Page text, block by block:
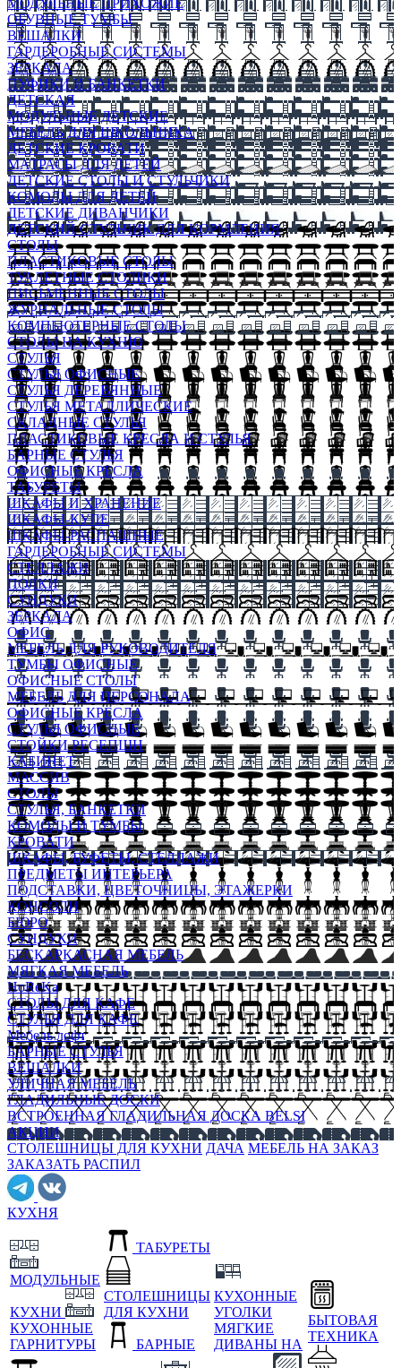
МОДУЛЬНЫЕ ПРИХОЖИЕ
ОБУВНЫЕ ТУМБЫ
ВЕШАЛКИ
ГАРДЕРОБНЫЕ СИСТЕМЫ
ЗЕРКАЛА
ПУФИКИ И БАНКЕТКИ
ДЕТСКАЯ
МОДУЛЬНЫЕ ДЕТСКИЕ
МЕБЕЛЬ ДЛЯ ШКОЛЬНИКА
ДЕТСКИЕ КРОВАТИ
МАТРАСЫ ДЛЯ ДЕТЕЙ
ДЕТСКИЕ СТОЛЫ И СТУЛЬЧИКИ
КОМОДЫ ДЛЯ ДЕТЕЙ
ДЕТСКИЕ ДИВАНЧИКИ
ДЕТСКИЙ СТУЛЬЧИК ДЛЯ КОРМЛЕНИЯ
СТОЛЫ
ПЛАСТИКОВЫЕ СТОЛЫ
ТУАЛЕТНЫЕ СТОЛИКИ
ПИСЬМЕННЫЕ СТОЛЫ
ЖУРНАЛЬНЫЕ СТОЛЫ
КОМПЬЮТЕРНЫЕ СТОЛЫ
СТОЛЫ НА КУХНЮ
СТУЛЬЯ
СТУЛЬЯ ОФИСНЫЕ
СТУЛЬЯ ДЕРЕВЯННЫЕ
СТУЛЬЯ МЕТАЛЛИЧЕСКИЕ
СКЛАДНЫЕ СТУЛЬЯ
ПЛАСТИКОВЫЕ КРЕСЛА И СТУЛЬЯ
БАРНЫЕ СТУЛЬЯ
ОФИСНЫЕ КРЕСЛА
ТАБУРЕТЫ
ШКАФЫ И ХРАНЕНИЕ
ШКАФЫ-КУПЕ
ШКАФЫ-РАСПАШНЫЕ
ГАРДЕРОБНЫЕ СИСТЕМЫ
СТЕЛЛАЖИ
ПОЛКИ
СУНДУКИ
ЗЕРКАЛА
ОФИС
МЕБЕЛЬ ДЛЯ РУКОВОДИТЕЛЯ
ТУМБЫ ОФИСНЫЕ
ОФИСНЫЕ СТОЛЫ
МЕБЕЛЬ ДЛЯ ПЕРСОНАЛА
ОФИСНЫЕ КРЕСЛА
СТУЛЬЯ ОФИСНЫЕ
СТОЙКИ РЕСЕПШН
КАБИНЕТ
МАССИВ
СТОЛЫ
СТУЛЬЯ, БАНКЕТКИ
КОМОДЫ И ТУМБЫ
КРОВАТИ
ШКАФЫ, БУФЕТЫ, СТЕЛЛАЖИ
ПРЕДМЕТЫ ИНТЕРЬЕРА
ПОДСТАВКИ, ЦВЕТОЧНИЦЫ, ЭТАЖЕРКИ
КОНСОЛИ
БЮРО
СУНДУКИ
БЕСКАРКАСНАЯ МЕБЕЛЬ
МЯГКАЯ МЕБЕЛЬ
HoReKa
СТОЛЫ ДЛЯ КАФЕ
СТУЛЬЯ ДЛЯ КАФЕ
Мебель лофт
БАРНЫЕ СТУЛЬЯ
ВЕШАЛКИ
УЛИЧНАЯ МЕБЕЛЬ
ГЛАДИЛЬНЫЕ ДОСКИ
ВСТРОЕННАЯ ГЛАДИЛЬНАЯ ДОСКА BELSI
АКЦИИ
СТОЛЕШНИЦЫ ДЛЯ КУХНИ ДАЧА МЕБЕЛЬ НА ЗАКАЗ
ЗАКАЗАТЬ РАСПИЛ
КУХНЯ
МОДУЛЬНЫЕ
КУХНИ
КУХОННЫЕ
ГАРНИТУРЫ
ТАБУРЕТЫ
СТОЛЕШНИЦЫ
ДЛЯ КУХНИ
БАРНЫЕ
КУХОННЫЕ
УГОЛКИ
МЯГКИЕ
ДИВАНЫ НА
БЫТОВАЯ
ТЕХНИКА